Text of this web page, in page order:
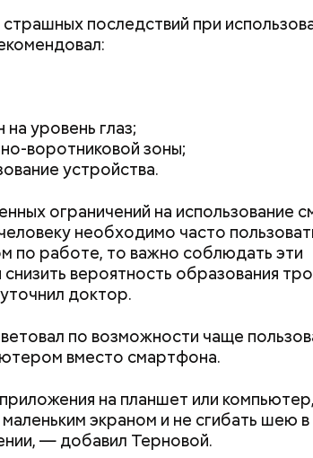
последствий при
уровень глаз;
воротниковой зоны;
устройства.
ограничений на использование
необходимо часто
по работе, то важно соблюдать эти
вероятность образования
доктор.
по возможности чаще
вместо смартфона.
на планшет или
экраном и не сгибать шею в
— добавил Терновой.
претендовать и